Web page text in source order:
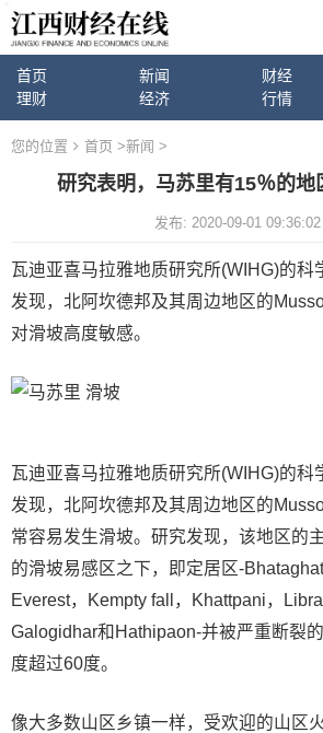
首页 新闻 财经
理财
经济 行情
您的位置 首页 >新闻 >
研究表明，马苏里有15％的地
发布: 2020-09-01 09:36:02
瓦迪亚喜马拉雅地质研究所(WIHG)的科
发现，北阿坎德邦及其周边地区的
对滑坡高度敏感。
瓦迪亚喜马拉雅地质研究所(WIHG)的科
发现，北阿坎德邦及其周边地区的
常容易发生滑坡。研究发现，该地区的
的滑坡易感区之下，即定居区-
Everest，Kempty fall，Khattpani，
Galogidhar和Hathipaon-并被严重断裂
度超过60度。
像大多数山区乡镇一样，受欢迎的山区